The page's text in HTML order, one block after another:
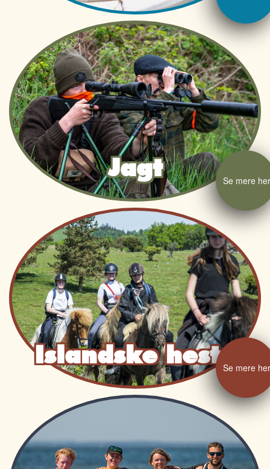
Jagt Se mere her
Islandske hesteSe mere her